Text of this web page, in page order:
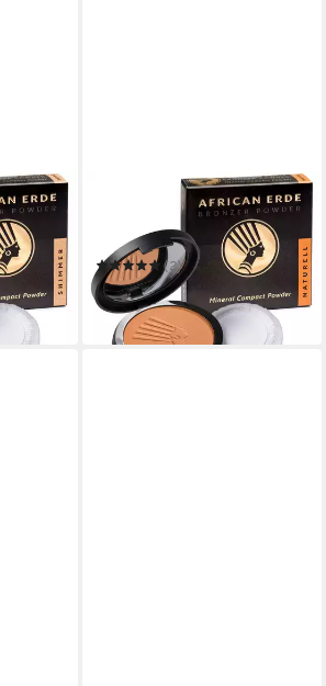
AFRICAN ERDE
Bronzer-Puder AFRICAN
ERDE Compact Powder
NATURELL
(2)
9,99 €
(99,90 €/ 100 g)
in 4-5 Werktagen bei dir